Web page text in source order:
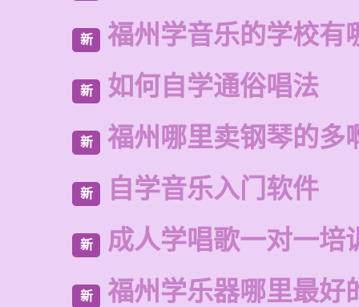
新 福州学音乐的学校有
新 如何自学通俗唱法
新 福州哪里卖钢琴的多
新 自学音乐入门软件
新 成人学唱歌一对一培
新 福州学乐器哪里最好